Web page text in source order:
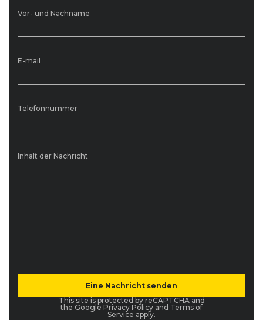
Vor- und Nachname
E-mail
Telefonnummer
Inhalt der Nachricht
This site is protected by reCAPTCHA and
the Google Privacy Policy and Terms of
Service apply.